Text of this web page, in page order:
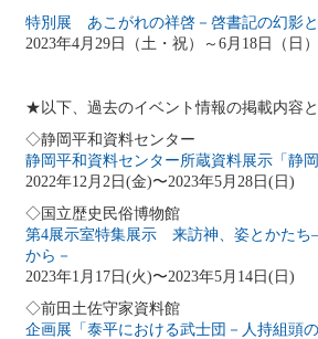
特別展 あこがれの祥啓－啓書記の幻影と
2023年4月29日（土・祝）～6月18日（日）
★以下、過去のイベント情報の掲載内容と
◇静岡平和資料センター
静岡平和資料センター所蔵資料展示「静
2022年12月2日(金)〜2023年5月28日(日)
◇国立歴史民俗博物館
第4展示室特集展示 来訪神、姿とかたち
から－
2023年1月17日(火)〜2023年5月14日(日)
◇前田土佐守家資料館
企画展「泰平における武士団－人持組頭の